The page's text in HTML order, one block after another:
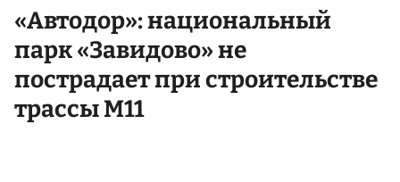
«Автодор»: национальный
парк «Завидово» не
пострадает при строительстве
трассы М11